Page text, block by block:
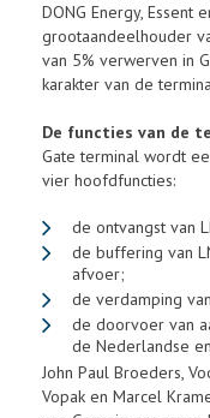
DONG Energy, Essent
grootaandeelhouder
van 5% verwerven in
karakter van de
De functies van de
Gate terminal wordt
vier hoofdfuncties:
de ontvangst van
de buffering van
afvoer;
de verdamping
de doorvoer van
de Nederlandse
John Paul Broeders,
Vopak en Marcel